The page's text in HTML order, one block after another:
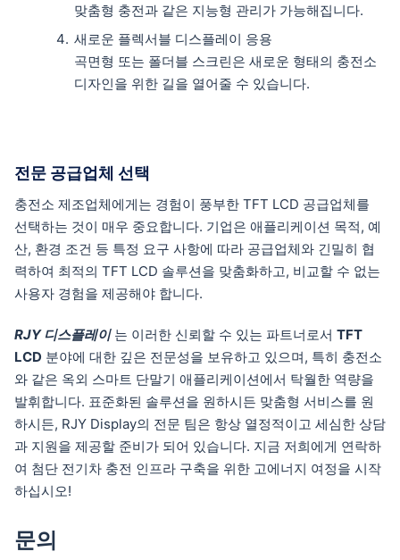
맞춤형 충전과 같은 지능형 관리가 가능해집니다.
새로운 플렉서블 디스플레이 응용
곡면형 또는 폴더블 스크린은 새로운 형태의 충전소
디자인을 위한 길을 열어줄 수 있습니다.
전문 공급업체 선택
충전소 제조업체에게는 경험이 풍부한 TFT LCD 공급업체를
선택하는 것이 매우 중요합니다. 기업은 애플리케이션 목적, 예
산, 환경 조건 등 특정 요구 사항에 따라 공급업체와 긴밀히 협
력하여 최적의 TFT LCD 솔루션을 맞춤화하고, 비교할 수 없는
사용자 경험을 제공해야 합니다.
RJY 디스플레이는 이러한 신뢰할 수 있는 파트너로서 TFT
LCD 분야에 대한 깊은 전문성을 보유하고 있으며, 특히 충전소
와 같은 옥외 스마트 단말기 애플리케이션에서 탁월한 역량을
발휘합니다. 표준화된 솔루션을 원하시든 맞춤형 서비스를 원
하시든, RJY Display의 전문 팀은 항상 열정적이고 세심한 상담
과 지원을 제공할 준비가 되어 있습니다. 지금 저희에게 연락하
여 첨단 전기차 충전 인프라 구축을 위한 고에너지 여정을 시작
하십시오!
문의